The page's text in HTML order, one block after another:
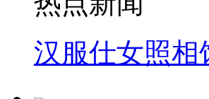
汉服仕女照相